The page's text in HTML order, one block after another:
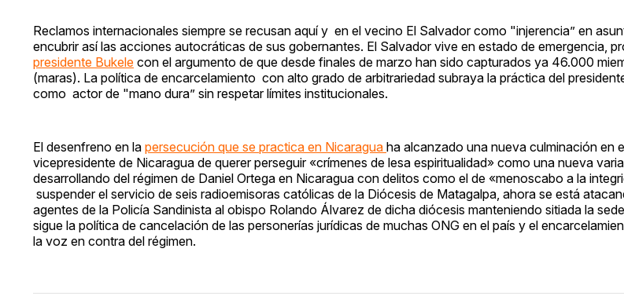
Reclamos internacionales siempre se recusan aquí y en el vecino El Salvador como "injerencia” en
encubrir así las acciones autocráticas de sus gobernantes. El Salvador vive en estado de emergencia,
presidente Bukele con el argumento de que desde finales de marzo han sido capturados ya 46.000
(maras). La política de encarcelamiento con alto grado de arbitrariedad subraya la práctica del
como actor de "mano dura” sin respetar límites institucionales.
El desenfreno en la persecución que se practica en Nicaragua ha alcanzado una nueva culminación en
vicepresidente de Nicaragua de querer perseguir «crímenes de lesa espiritualidad» como una nueva
desarrollando del régimen de Daniel Ortega en Nicaragua con delitos como el de «menoscabo a la
suspender el servicio de seis radioemisoras católicas de la Diócesis de Matagalpa, ahora se está
agentes de la Policía Sandinista al obispo Rolando Álvarez de dicha diócesis manteniendo sitiada la
sigue la política de cancelación de las personerías jurídicas de muchas ONG en el país y el
la voz en contra del régimen.